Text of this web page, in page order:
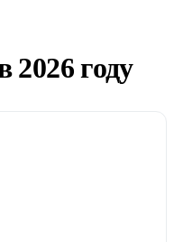
2026 году